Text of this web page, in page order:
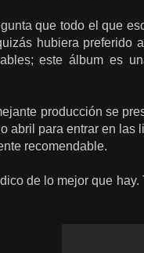
que todo el que
hubiera preferido
este álbum es
producción se
abril para entrar en
recomendable.
de lo mejor que